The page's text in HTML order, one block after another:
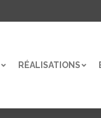
RÉALISATIONS